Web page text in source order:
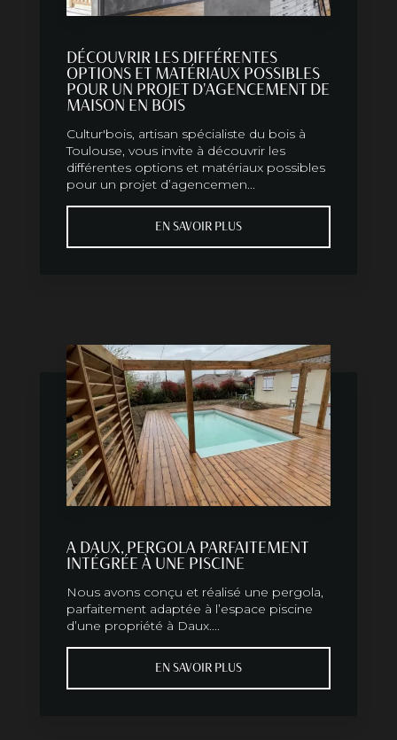
DÉCOUVRIR LES DIFFÉRENTES
OPTIONS ET MATÉRIAUX POSSIBLES
POUR UN PROJET D'AGENCEMENT DE
MAISON EN BOIS
Cultur'bois, artisan spécialiste du bois à
Toulouse, vous invite à découvrir les
différentes options et matériaux possibles
pour un projet d’agencemen...
EN SAVOIR PLUS
A DAUX, PERGOLA PARFAITEMENT
INTÉGRÉE À UNE PISCINE
Nous avons conçu et réalisé une pergola,
parfaitement adaptée à l’espace piscine
d’une propriété à Daux....
EN SAVOIR PLUS